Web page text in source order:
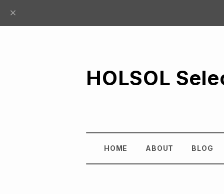
HOLSOL
HOME ABOUT BLOG